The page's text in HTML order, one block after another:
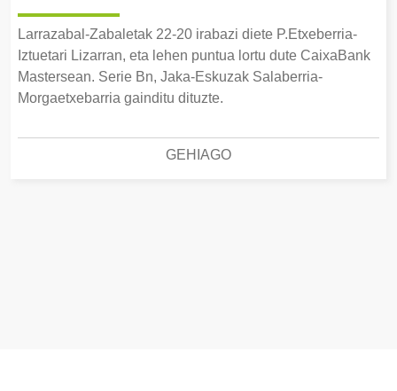
Larrazabal-Zabaletak 22-20 irabazi diete P.Etxeberria-
Iztuetari Lizarran, eta lehen puntua lortu dute CaixaBank
Mastersean. Serie Bn, Jaka-Eskuzak Salaberria-
Morgaetxebarria gainditu dituzte.
GEHIAGO